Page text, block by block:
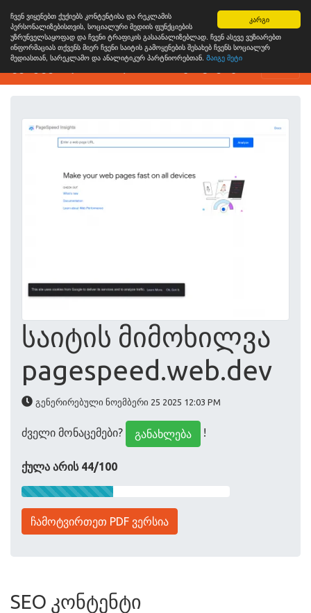
კარგი
ჩვენ ვიყენებთ ქუქიებს კონტენტისა და რეკლამის
პერსონალიზებისთვის, სოციალური მედიის ფუნქციების
უზრუნველსაყოფად და ჩვენი ტრაფიკის გასაანალიზებლად. ჩვენ ასევე ვუზიარებთ
ინფორმაციას თქვენს მიერ ჩვენი საიტის გამოყენების შესახებ ჩვენს სოციალურ
მედიასთან, სარეკლამო და ანალიტიკურ პარტნიორებთან. Გაიგე მეტი
ვებგვერდის ანალიზის ინსტრუმენტი
საიტის მიმოხილვა
pagespeed.web.dev
გენერირებული ნოემბერი 25 2025 12:03 PM
ძველი მონაცემები? განახლება !
ქულა არის 44/100
ჩამოტვირთეთ PDF ვერსია
SEO კონტენტი